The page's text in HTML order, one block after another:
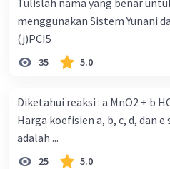
Tulislah nama yang benar
menggunakan Sistem Yunani
(j)PCI5
35 5.0
Diketahui reaksi : a MnO2 + b
Harga koefisien a, b, c, d, dan
adalah ...
25 5.0